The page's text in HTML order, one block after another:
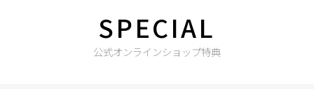
SPECIAL
公式オンラインショップ特典